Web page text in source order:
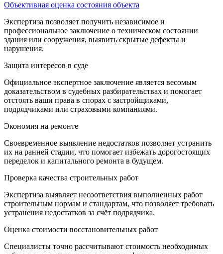
Объективная оценка состояния объекта
Экспертиза позволяет получить независимое и
профессиональное заключение о техническом состоянии
здания или сооружения, выявить скрытые дефекты и
нарушения.
Защита интересов в суде
Официальное экспертное заключение является весомым
доказательством в судебных разбирательствах и помогает
отстоять ваши права в спорах с застройщиками,
подрядчиками или страховыми компаниями.
Экономия на ремонте
Своевременное выявление недостатков позволяет устранить
их на ранней стадии, что помогает избежать дорогостоящих
переделок и капитального ремонта в будущем.
Проверка качества строительных работ
Экспертиза выявляет несоответствия выполненных работ
строительным нормам и стандартам, что позволяет требовать
устранения недостатков за счёт подрядчика.
Оценка стоимости восстановительных работ
Специалисты точно рассчитывают стоимость необходимых